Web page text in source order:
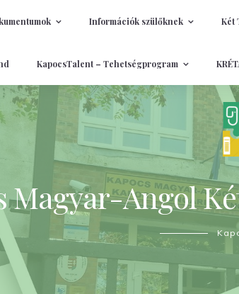
Magyar-Angol
Információk szülőknek Két
KapocsTalent – Tehetségprogram